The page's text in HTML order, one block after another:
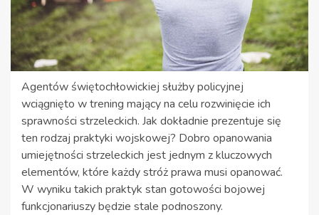
Agentów świętochłowickiej służby policyjnej
wciągnięto w trening mający na celu rozwinięcie ich
sprawności strzeleckich. Jak dokładnie prezentuje się
ten rodzaj praktyki wojskowej? Dobro opanowania
umiejętności strzeleckich jest jednym z kluczowych
elementów, które każdy stróż prawa musi opanować.
W wyniku takich praktyk stan gotowości bojowej
funkcjonariuszy będzie stale podnoszony.